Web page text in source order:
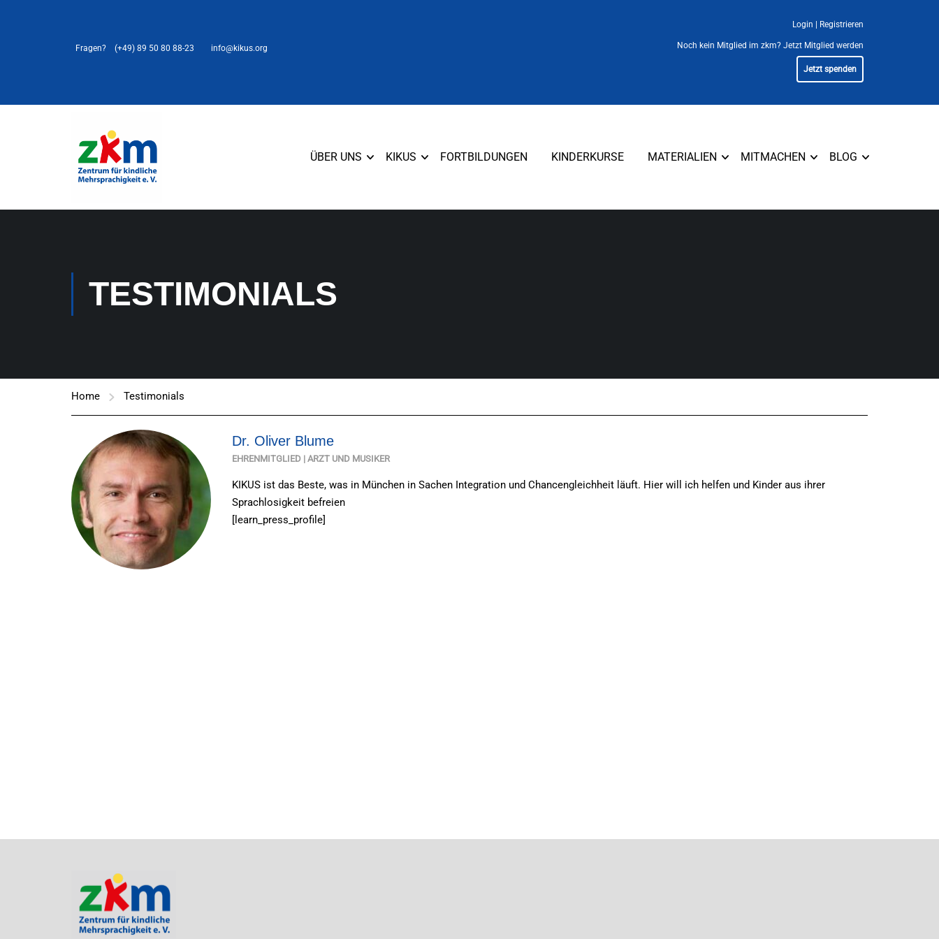
Fragen? (+49) 89 50 80 88-23 info@kikus.org
Login Registrieren
Noch kein Mitglied im zkm? Jetzt Mitglied werden
Jetzt spenden
ÜBER UNS KIKUS FORTBILDUNGEN KINDERKURSE MATERIALIEN MITMACHEN BLOG
TESTIMONIALS
Home Testimonials
Dr. Oliver Blume
EHRENMITGLIED | ARZT UND MUSIKER
KIKUS ist das Beste, was in München in Sachen Integration und Chancengleichheit läuft. Hier will ich helfen und Kinder aus ihrer
Sprachlosigkeit befreien
[learn_press_profile]